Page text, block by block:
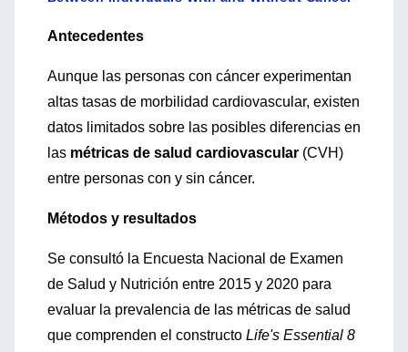
Antecedentes
Aunque las personas con cáncer experimentan
altas tasas de morbilidad cardiovascular, existen
datos limitados sobre las posibles diferencias en
las métricas de salud cardiovascular (CVH)
entre personas con y sin cáncer.
Métodos y resultados
Se consultó la Encuesta Nacional de Examen
de Salud y Nutrición entre 2015 y 2020 para
evaluar la prevalencia de las métricas de salud
que comprenden el constructo Life's Essential 8